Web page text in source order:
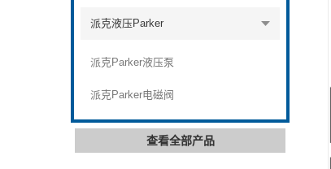
派克液压Parker
派克Parker液压泵
派克Parker电磁阀
查看全部产品